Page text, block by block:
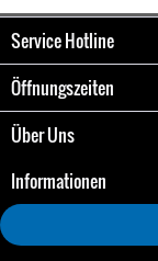
Service Hotline
Öffnungszeiten
Über Uns
Informationen